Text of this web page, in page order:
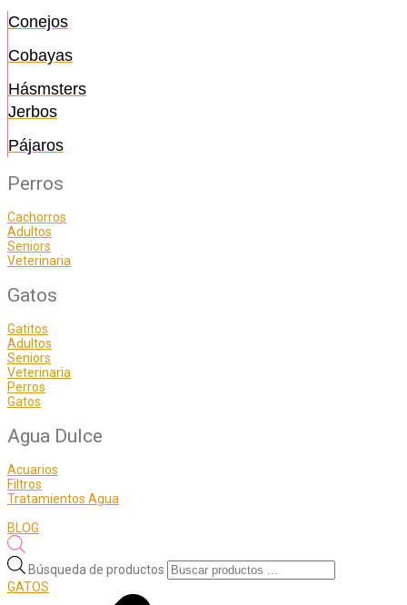
Conejos
Cobayas
Hásmsters
Jerbos
Pájaros
Perros
Cachorros
Adultos
Seniors
Veterinaria
Gatos
Gatitos
Adultos
Seniors
Veterinaria
Perros
Gatos
Agua Dulce
Acuarios
Filtros
Tratamientos Agua
BLOG
Búsqueda de productos
GATOS